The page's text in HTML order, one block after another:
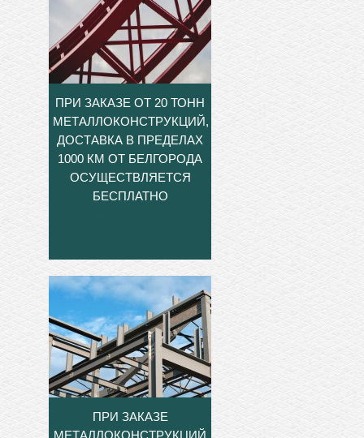
ПРИ ЗАКАЗЕ ОТ 20 ТОНН
МЕТАЛЛОКОНСТРУКЦИЙ,
ДОСТАВКА В ПРЕДЕЛАХ
1000 КМ ОТ БЕЛГОРОДА
ОСУЩЕСТВЛЯЕТСЯ
БЕСПЛАТНО
ПРИ ЗАКАЗЕ